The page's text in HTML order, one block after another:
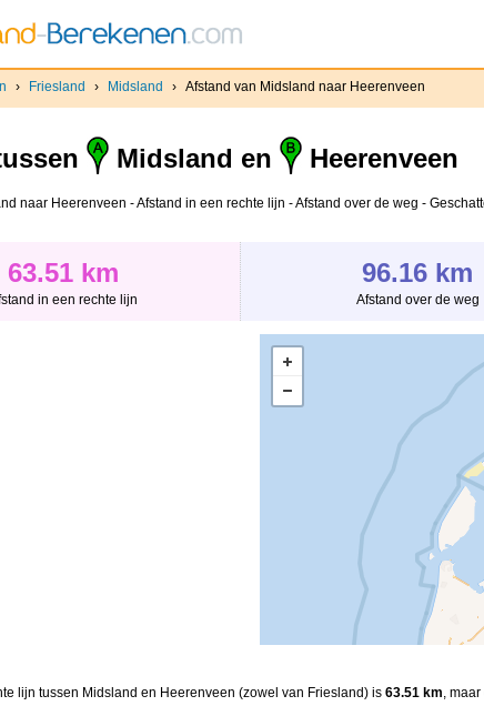
› Friesland › Midsland › Afstand van Midsland naar Heerenveen
Midsland en Heerenveen
naar Heerenveen - Afstand in een rechte lijn - Afstand over de weg -
63.51 km
in een rechte lijn
96.16 km
Afstand over de weg
lijn tussen Midsland en Heerenveen (zowel van Friesland) is 63.51 km,